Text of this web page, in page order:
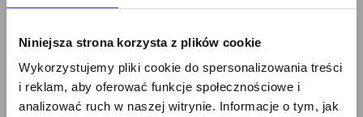
Niniejsza strona korzysta z plików cookie
Wykorzystujemy pliki cookie do spersonalizowania treści
i reklam, aby oferować funkcje społecznościowe i
analizować ruch w naszej witrynie. Informacje o tym, jak
godzin
dodatki za nadgodziny i
zmiany nocne